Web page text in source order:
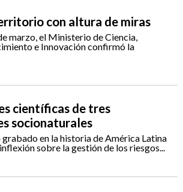
con altura de miras
marzo, el Ministerio de Ciencia,
e Innovación confirmó la
científicas de tres
socionaturales
grabado en la historia de América Latina
sobre la gestión de los riesgos...